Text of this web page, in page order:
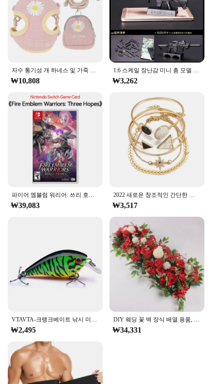
also a durable and reliable tool for language
learning.
자수 통기성 개 하네스 및 가죽 끈 세트, 조정 가능한 스낵 백, S,M 개용 고양이 하네스, 조끼 가죽 끈, 개 용품
₩10,808
1:6 스케일 장난감 미니 총 모델 M134 MG42 AK47 98K 라이플 퍼즐 빌딩 브릭 조립 무기, 장면 샌드팬 게임 장난감
₩3,262
파이어 엠블럼 워리어: 쓰리 호프 닌텐도 스위치 게임 카드, 닌텐도 스위치 OLED 스위치 라이트, 물리적 거래
₩39,083
2022 새로운 창조적인 간단한 기질 여성 보석 세트 팔각형 조각 화살표 기하학적 팔찌 5 조각 세트
₩3,517
₩2,495 ₩34,331